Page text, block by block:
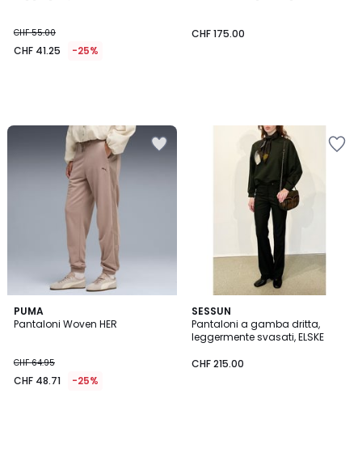
CHF 55.00
CHF 41.25 -25%
CHF 175.00
PUMA
Pantaloni Woven HER
CHF 64.95
CHF 48.71 -25%
SESSUN
Pantaloni a gamba dritta,
leggermente svasati, ELSKE
CHF 215.00